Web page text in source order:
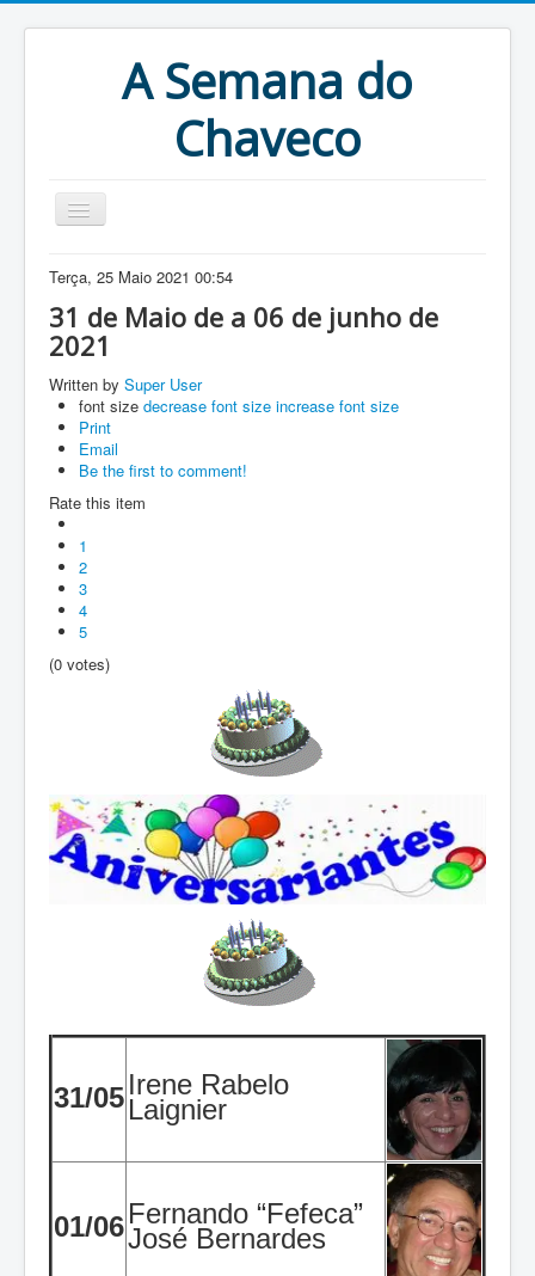
A Semana do
Chaveco
Home
Anteriores
Antigonas
Terça, 25 Maio 2021 00:54
31 de Maio de a 06 de junho de
2021
Written by Super User
font size decrease font size increase font size
Print
Email
Be the first to comment!
Rate this item
1
2
3
4
5
(0 votes)
31/05Irene Rabelo
Laignier
01/06Fernando “Fefeca”
José Bernardes